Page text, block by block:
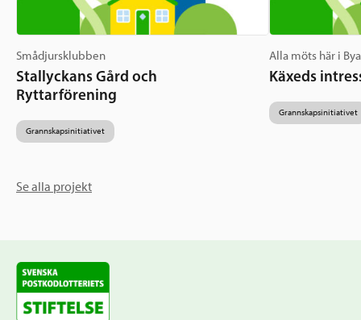
Smådjursklubben
Stallyckans Gård och
Ryttarförening
Grannskapsinitiativet
Alla möts här i
Käxeds
Grannskapsinitiativet
Se alla projekt